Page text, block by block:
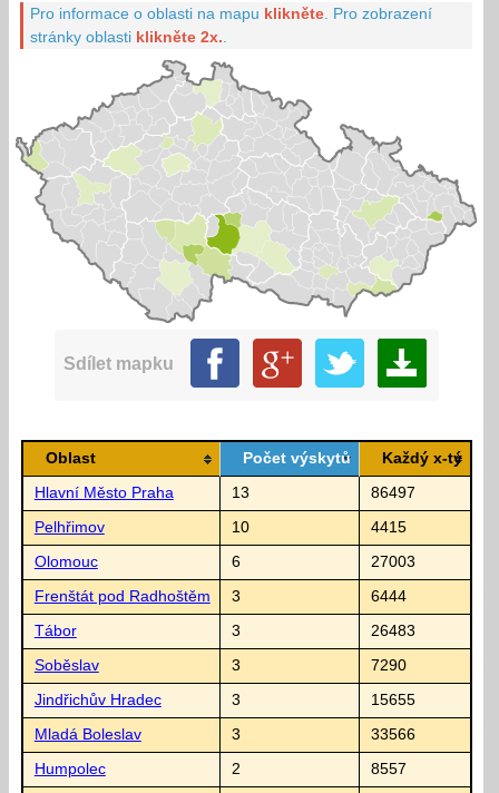
Pro informace o oblasti na mapu klikněte Pro zobrazení
stránky oblasti klikněte 2x.
Sdílet mapku
Oblast Počet výskytů Každý x-tý
Hlavní Město Praha 13 86497
Pelhřimov 10 4415
Olomouc 6 27003
Frenštát pod Radhoštěm 3 6444
Tábor 3 26483
Soběslav 3 7290
Jindřichův Hradec 3 15655
Mladá Boleslav 3 33566
Humpolec 2 8557